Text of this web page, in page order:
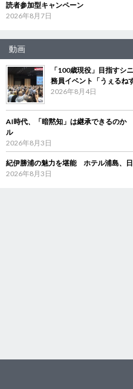
読者参加型キャンペーン
2026年8月7日
動画
「100歳現役」目指す
務員イベント「うぇるね
2026年8月4日
AI時代、「暗黙知」は継承できるのか
ル
2026年8月3日
紀伊勝浦の魅力を堪能 ホテル浦島、
2026年8月3日